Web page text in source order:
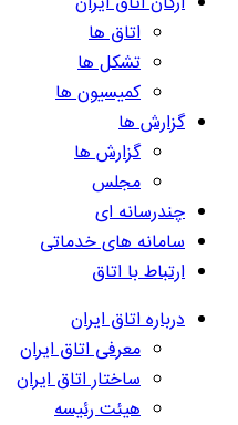
اتاق ها
تشکل ها
کمیسیون ها
گزارش ها
گزارش ها
مجلس
چندرسانه ای
سامانه های خدماتی
ارتباط با اتاق
درباره اتاق ایران
معرفی اتاق ایران
ساختار اتاق ایران
هیئت رئیسه